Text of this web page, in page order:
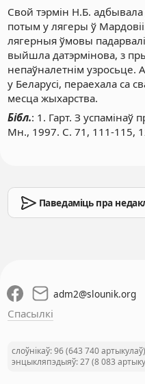
Свой тэрмін Н.Б. адбывала
потым у лягеры ў
лягерныя ўмовы
выйшла датэрмінова, з
непаўналетнім узросьце.
у Беларусі, пераехала са
месца жыхарства.
Бібл.: 1. Гарт. З успамінаў
Мн., 1997. С. 71, 111-115,
Паведаміць пра
adm2@slounik.org
Спасылкі
слоўнікаў: 96 (643 740 артыкулаў)
энцыкляпэдыяў: 27 (8 083